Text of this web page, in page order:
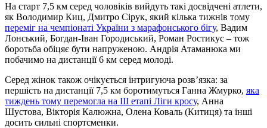
На старт 7,5 км серед чоловіків вийдуть такі досвідчені атлети,
як Володимир Киц, Дмитро Сірук, який кілька тижнів тому
переміг на чемпіонаті України з марафонського бігу, Вадим
Лонський, Богдан-Іван Городиський, Роман Ростикус – тож
боротьба обіцяє бути напруженою. Андрія Атаманюка ми
побачимо на дистанції 6 км серед молоді.
Серед жінок також очікується інтригуюча розвʼязка: за
першість на дистанції 7,5 км боротимуться Ганна Жмурко, яка
тиждень тому перемогла на ІІІ етапі Ліги кросу, Анна
Шустова, Вікторія Калюжна, Олена Коваль (Китиця) та інші
досить сильні спортсменки.